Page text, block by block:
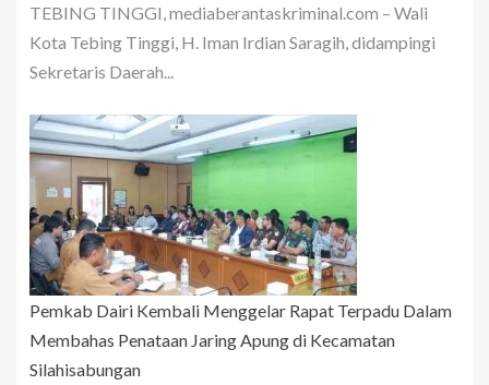
TEBING TINGGI, mediaberantaskriminal.com – Wali
Kota Tebing Tinggi, H. Iman Irdian Saragih, didampingi
Sekretaris Daerah...
Pemkab Dairi Kembali Menggelar Rapat Terpadu Dalam
Membahas Penataan Jaring Apung di Kecamatan
Silahisabungan